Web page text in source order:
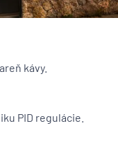
kávy.
PID regulácie.